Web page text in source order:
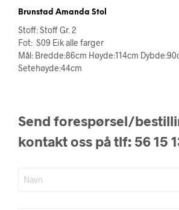
Brunstad Amanda Stol
Stoff: Stoff Gr. 2
Fot: S09 Eik alle farger
Mål: Bredde:86cm Høyde:114cm
Setehøyde:44cm
Send forespørsel/
kontakt oss på tlf: 56 15